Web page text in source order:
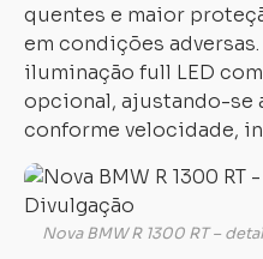
quentes e maior
em condições
iluminação full LED
opcional, ajustando-se
conforme velocidade,
Nova BMW R 1300 RT –